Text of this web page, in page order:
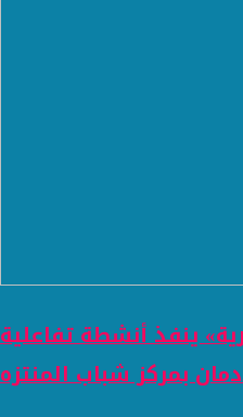
ينفذ أنشطة تفاعلية
بمركز شباب المنتزه